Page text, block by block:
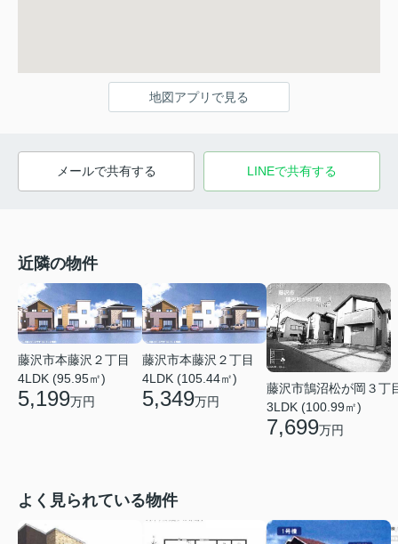
地図アプリで見る
メールで共有する LINEで共有する
近隣の物件
藤沢市本藤沢２丁目
4LDK (95.95㎡)
5,199万円
藤沢市本藤沢２丁目
4LDK (105.44㎡)
5,349万円
藤沢市鵠沼松が岡３丁
3LDK (100.99㎡)
7,699万円
よく見られている物件